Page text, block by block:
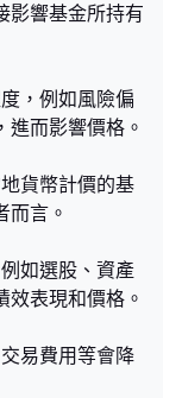
影響基金所持有
，例如風險偏
而影響價格。
貨幣計價的基
而言。
如選股、資產
表現和價格。
易費用等會降